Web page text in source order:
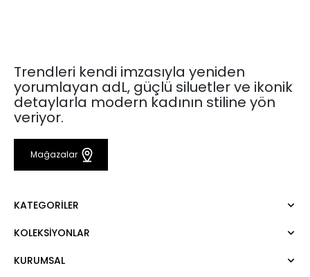
Trendleri kendi imzasıyla yeniden
yorumlayan adL, güçlü siluetler ve ikonik
detaylarla modern kadının stiline yön
veriyor.
Mağazalar
KATEGORILER
Elbise
KOLEKSIYONLAR
Mert Aslan
KURUMSAL